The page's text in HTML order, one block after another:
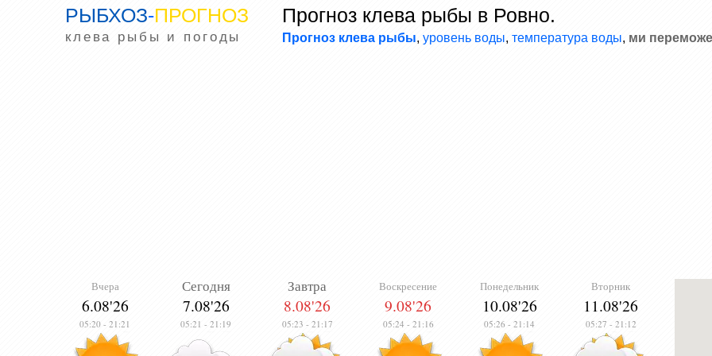
РЫБХОЗ-ПРОГНОЗ
клева рыбы и погоды
Прогноз клева рыбы в Ровно.
Прогноз клева рыбы, уровень воды, температура воды, ми
Вчера
6.08'26
05:20 - 21:21
Сегодня
7.08'26
05:21 -21:19
Завтра
8.08'26
05:23 - 21:17
Воскресение
9.08'26
05:24 - 21:16
Понедельник
10.08'26
05:26 -21:14
Вторник
11.08'26
05:27 - 21:12